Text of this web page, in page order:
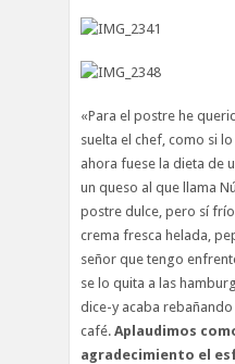
«Para el postre he
suelta el chef, como si
ahora fuese la dieta de
un queso al que llama
postre dulce, pero sí
crema fresca helada,
señor que tengo
se lo quita a las
dice-y acaba
café. Aplaudimos
agradecimiento el